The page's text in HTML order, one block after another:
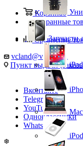
Корзина0
Избранные
Сравнение
vcland@vcland.ru
Пункт выдачи
Вконтакте
Telegram
YouTube
Одноклассники
WhatsApp
❆
Запчасти
iPad
iPod